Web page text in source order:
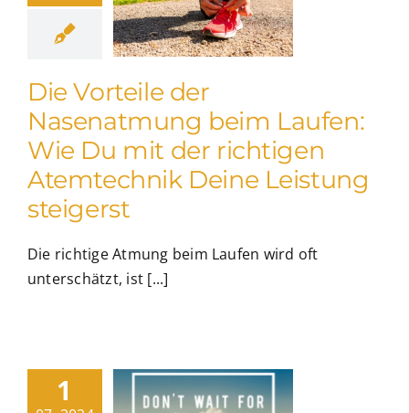
Die Vorteile der
Nasenatmung beim Laufen:
Wie Du mit der richtigen
Atemtechnik Deine Leistung
steigerst
Die richtige Atmung beim Laufen wird oft
unterschätzt, ist [...]
1